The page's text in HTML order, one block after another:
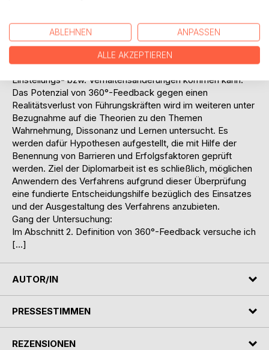
kann. Damit verbunden ist auch die Frage, ob und inwieweit
Führungskräfte aufgrund eines 360°-Feedback ihre
Wirklichkeit mit anderen Wirklichkeiten anreichern können,
somit ihre Lernchancen erweitert werden und es zu
Einstellungs- bzw. Verhaltensänderungen kommen kann.
Das Potenzial von 360°-Feedback gegen einen
Realitätsverlust von Führungskräften wird im weiteren unter
Bezugnahme auf die Theorien zu den Themen
Wahrnehmung, Dissonanz und Lernen untersucht. Es
werden dafür Hypothesen aufgestellt, die mit Hilfe der
Benennung von Barrieren und Erfolgsfaktoren geprüft
werden. Ziel der Diplomarbeit ist es schließlich, möglichen
Anwendern des Verfahrens aufgrund dieser Überprüfung
eine fundierte Entscheidungshilfe bezüglich des Einsatzes
und der Ausgestaltung des Verfahrens anzubieten.
Gang der Untersuchung:
Im Abschnitt 2. Definition von 360°-Feedback versuche ich
[…]
AUTOR/IN
PRESSESTIMMEN
REZENSIONEN
ABLEHNEN ANPASSEN
ALLE AKZEPTIEREN